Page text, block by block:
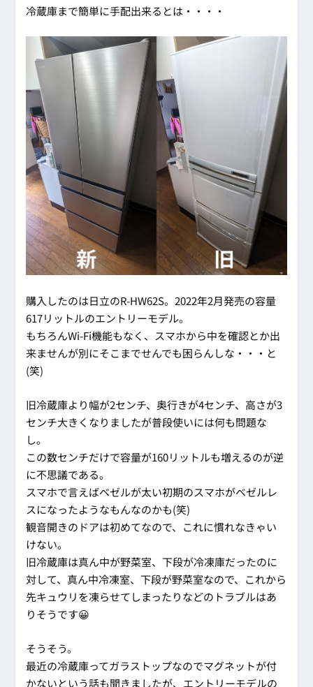
冷蔵庫まで簡単に手配出来るとは・・・・
購入したのは日立のR-HW62S。2022年2月発売の容量
617リットルのエントリーモデル。
もちろんWi-Fi機能もなく、スマホから中を確認とか出
来ませんが別にそこまでせんでも困らんしな・・・と
(笑)
旧冷蔵庫より幅が2センチ、奥行きが4センチ、高さが3
センチ大きくなりましたが普段使いには何も問題な
し。
この数センチだけで容量が160リットルも増えるのが逆
に不思議である。
スマホで言えばベゼルが太い初期のスマホがベゼルレ
スになったようなもんなのかも(笑)
観音開きのドアは初めてなので、これに慣れなきゃい
けない。
旧冷蔵庫は真ん中が野菜室、下段が冷凍庫だったのに
対して、真ん中冷凍室、下段が野菜室なので、これから
先キュウリを凍らせてしまったりなどのトラブルはあ
りそうです😀
そうそう。
最近の冷蔵庫ってガラストップなのでマグネットが付
かないという話も聞きましたが、エントリーモデルの